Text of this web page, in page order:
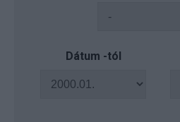
Dátum -tól